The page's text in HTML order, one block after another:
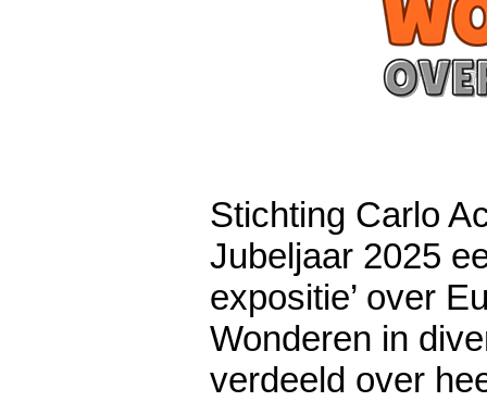
Stichting Carlo
Jubeljaar 2025
expositie’ over
Wonderen in
verdeeld over